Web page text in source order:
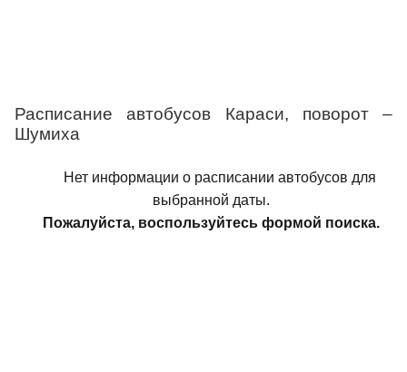
Расписание автобусов Караси, поворот –
Шумиха
Нет информации о расписании автобусов для
выбранной даты.
Пожалуйста, воспользуйтесь формой поиска.